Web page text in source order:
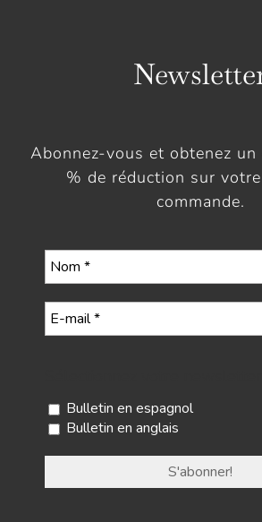
Abonnez-vous et obtenez
% de réduction sur
commande.
Bulletin en espagnol
Bulletin en anglais